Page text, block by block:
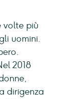
volte più
uomini.
2018
dirigenza